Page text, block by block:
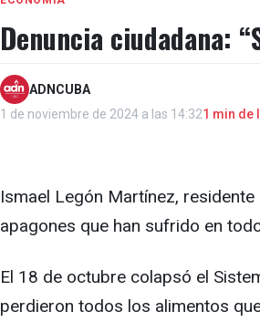
Denuncia ciudadana:
ADNCUBA
1 de noviembre de 2024 a las 14:321 min de
Ismael Legón Martínez,
apagones que han sufrido en
El 18 de octubre colapsó el
perdieron todos los alimentos